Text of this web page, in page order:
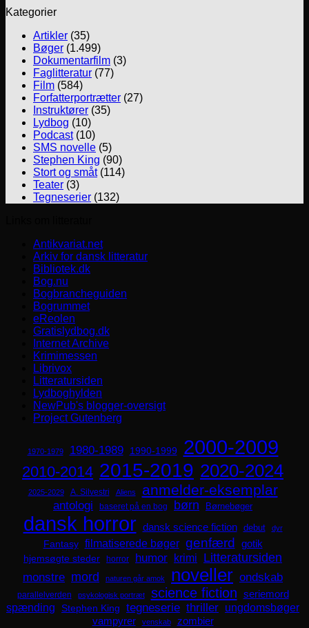
Kategorier
Artikler (35)
Bøger (1.499)
Dokumentarfilm (3)
Faglitteratur (77)
Film (584)
Forfatterportrætter (27)
Instruktører (35)
Lydbog (10)
Podcast(10)
SMS novelle (5)
Stephen King (90)
Stort og småt(114)
Teater (3)
Tegneserier (132)
Antikvariat.net
Arkiv for dansk litteratur
Bibliotek.dk
Bog.nu
Bogbrancheguiden
Bogrummet
eReolen
Gratislydbog.dk
Internet Archive
Krimimessen
Librivox
Litteratursiden
Lydboghylden
NewPub's blogger-oversigt
Project Gutenberg
1970-1979 1980-1989 1990-1999 2000-2009
2010-2014 2015-2019 2020-2024
2025-2029 A. Silvestri Aliens anmelder-eksemplar
antologi baseret på en bog børn Børnebøger
dansk horror dansk science fiction debut dyr
Fantasy filmatiserede bøger genfærd
gotik
hjemsøgte steder
horror humor krimi Litteratursiden
monstre mord naturen går amok noveller ondskab
parallelverden psykologisk portræt science fiction seriemord
spænding Stephen King tegneserie thriller ungdomsbøger
vampyrer venskab
zombier